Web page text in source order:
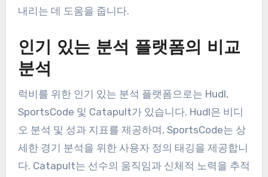
내리는 데 도움을 줍니다.
인기 있는 분석 플랫폼의 비교
분석
럭비를 위한 인기 있는 분석 플랫폼으로는 Hudl,
SportsCode 및 Catapult가 있습니다. Hudl은 비디
오 분석 및 성과 지표를 제공하며, SportsCode는 상
세한 경기 분석을 위한 사용자 정의 태깅을 제공합니
다. Catapult는 선수의 움직임과 신체적 노력을 추적